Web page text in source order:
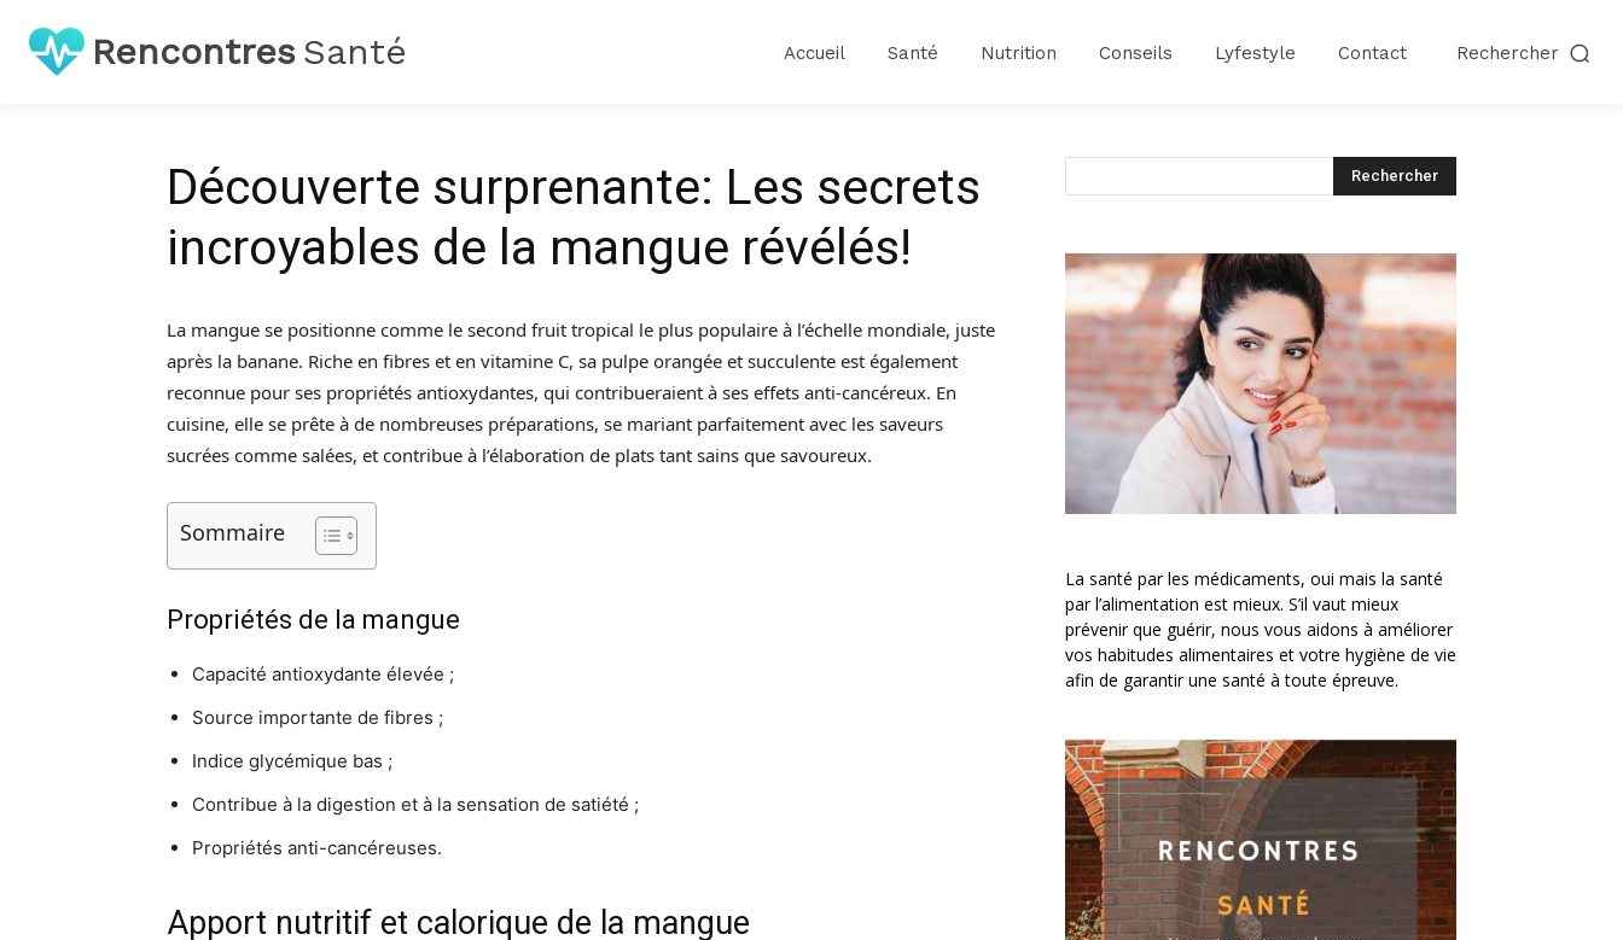
Rencontres Santé Accueil Santé Nutrition Conseils Lyfestyle Contact Rechercher
Découverte surprenante: Les secrets
incroyables de la mangue révélés!
La mangue se positionne comme le second fruit tropical le plus populaire à l’échelle mondiale, juste
après la banane. Riche en fibres et en vitamine C, sa pulpe orangée et succulente est également
reconnue pour ses propriétés antioxydantes, qui contribueraient à ses effets anti-cancéreux. En
cuisine, elle se prête à de nombreuses préparations, se mariant parfaitement avec les saveurs
sucrées comme salées, et contribue à l’élaboration de plats tant sains que savoureux.
Sommaire
Propriétés de la mangue
Capacité antioxydante élevée ;
Source importante de fibres ;
Indice glycémique bas ;
Contribue à la digestion et à la sensation de satiété ;
Propriétés anti-cancéreuses.
Apport nutritif et calorique de la mangue
La santé par les médicaments, oui mais la santé
par l’alimentation est mieux. S’il vaut mieux
prévenir que guérir, nous vous aidons à améliorer
vos habitudes alimentaires et votre hygiène de vie
afin de garantir une santé à toute épreuve.